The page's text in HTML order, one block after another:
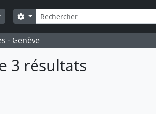
Rechercher
Search options
- Genève
3 résultats